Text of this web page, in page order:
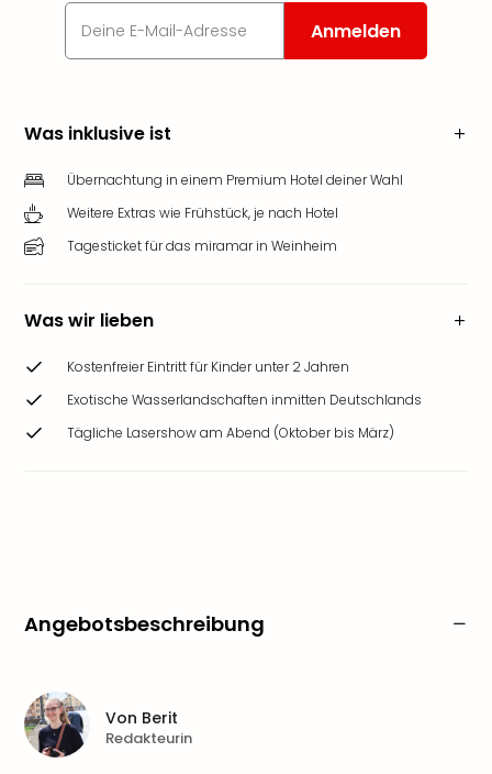
Anmelden
Was inklusive ist
Übernachtung in einem Premium Hotel deiner Wahl
Weitere Extras wie Frühstück, je nach Hotel
Tagesticket für das miramar in Weinheim
Was wir lieben
Kostenfreier Eintritt für Kinder unter 2 Jahren
Exotische Wasserlandschaften inmitten Deutschlands
Tägliche Lasershow am Abend (Oktober bis März)
Angebotsbeschreibung
Von Berit
Redakteurin